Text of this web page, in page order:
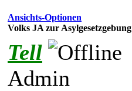
Ansichts-Optionen
Volks JA zur
Tell
Admin